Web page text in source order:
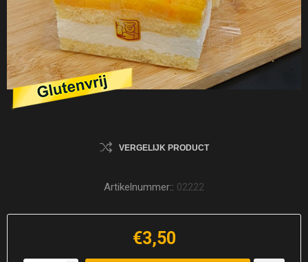
VERGELIJK PRODUCT
Artikelnummer:: 02222
€3,50